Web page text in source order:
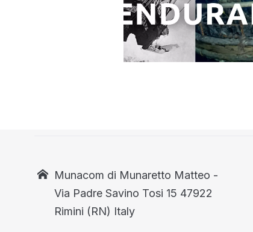
Munacom di Munaretto Matteo -
Via Padre Savino Tosi 15 47922
Rimini (RN) Italy